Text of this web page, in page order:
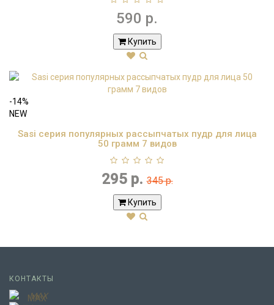
590 р.
Купить
-14%
NEW
Sasi серия популярных рассыпчатых пудр для лица
50 грамм 7 видов
295 р. 345 р.
Купить
КОНТАКТЫ
MAX